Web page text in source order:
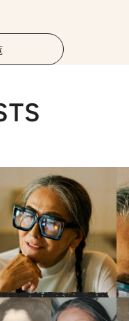
（74）が語る「家族の歴史」 米兵の父との別れ、元芸者の母との生活、“ハマに名を馳せた”10代…
チャー